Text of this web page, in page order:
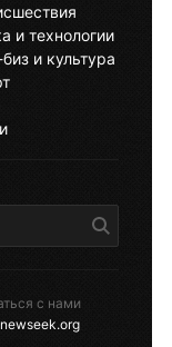
и технологии
и культура
с нами